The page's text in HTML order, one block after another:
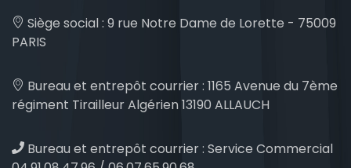
Siège social : 9 rue Notre Dame de Lorette - 75009
PARIS
Bureau et entrepôt courrier : 1165 Avenue du 7ème
régiment Tirailleur Algérien 13190 ALLAUCH
Bureau et entrepôt courrier : Service Commercial